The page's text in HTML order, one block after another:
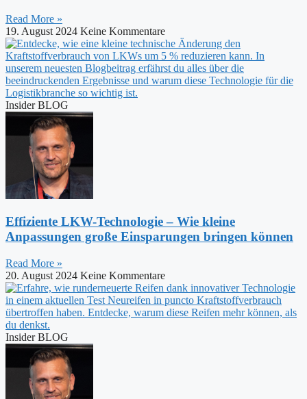
Read More »
19. August 2024 Keine Kommentare
Insider BLOG
Effiziente LKW-Technologie – Wie kleine
Anpassungen große Einsparungen bringen können
Read More »
20. August 2024 Keine Kommentare
Insider BLOG